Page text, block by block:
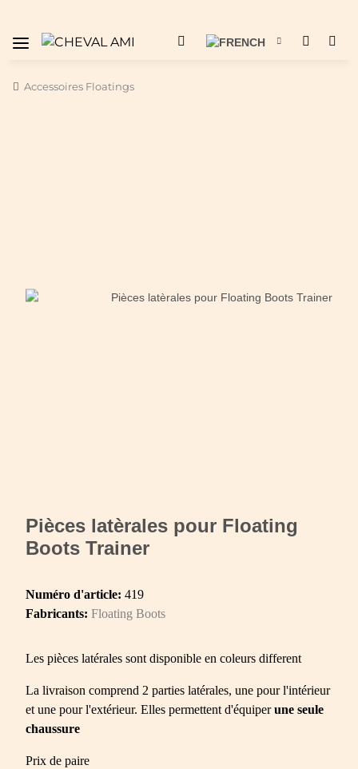
Accessoires Floatings
Pièces latèrales pour Floating
Boots Trainer
Numéro d'article: 419
Fabricants: Floating Boots
Les pièces latérales sont disponible en coleurs different
La livraison comprend 2 parties latérales, une pour l'intérieur
et une pour l'extérieur. Elles permettent d'équiperune seule
chaussure
Prix de paire